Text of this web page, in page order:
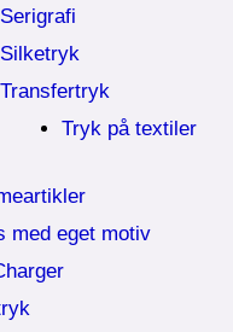
Serigrafi
Silketryk
Transfertryk
Tryk på textiler
med eget motiv